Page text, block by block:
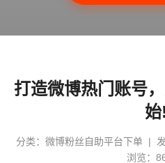
打造微博热门账号
始!
分类： 微博粉丝自助平台下单 |
浏览：